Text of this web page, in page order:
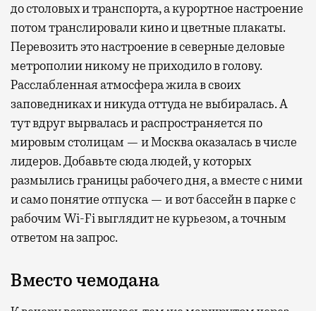
до столовых и транспорта, а курортное настроение
потом транслировали кино и цветные плакаты.
Перевозить это настроение в северные деловые
метрополии никому не приходило в голову.
Расслабленная атмосфера жила в своих
заповедниках и никуда оттуда не выбиралась. А
тут вдруг вырвалась и распространяется по
мировым столицам — и Москва оказалась в числе
лидеров. Добавьте сюда людей, у которых
размылись границы рабочего дня, а вместе с ними
и само понятие отпуска — и вот бассейн в парке с
рабочим Wi-Fi выглядит не курьезом, а точным
ответом на запрос.
Вместо чемодана